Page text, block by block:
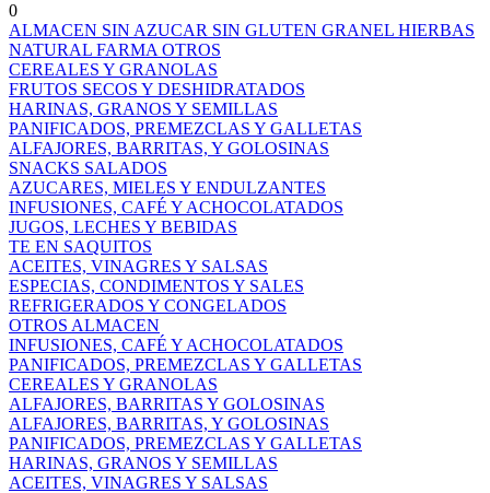
0
ALMACEN SIN AZUCAR SIN GLUTEN GRANEL HIERBAS
NATURAL FARMA OTROS
CEREALES Y GRANOLAS
FRUTOS SECOS Y DESHIDRATADOS
HARINAS, GRANOS Y SEMILLAS
PANIFICADOS, PREMEZCLAS Y GALLETAS
ALFAJORES, BARRITAS, Y GOLOSINAS
SNACKS SALADOS
AZUCARES, MIELES Y ENDULZANTES
INFUSIONES, CAFÉ Y ACHOCOLATADOS
JUGOS, LECHES Y BEBIDAS
TE EN SAQUITOS
ACEITES, VINAGRES Y SALSAS
ESPECIAS, CONDIMENTOS Y SALES
REFRIGERADOS Y CONGELADOS
OTROS ALMACEN
INFUSIONES, CAFÉ Y ACHOCOLATADOS
PANIFICADOS, PREMEZCLAS Y GALLETAS
CEREALES Y GRANOLAS
ALFAJORES, BARRITAS Y GOLOSINAS
ALFAJORES, BARRITAS, Y GOLOSINAS
PANIFICADOS, PREMEZCLAS Y GALLETAS
HARINAS, GRANOS Y SEMILLAS
ACEITES, VINAGRES Y SALSAS